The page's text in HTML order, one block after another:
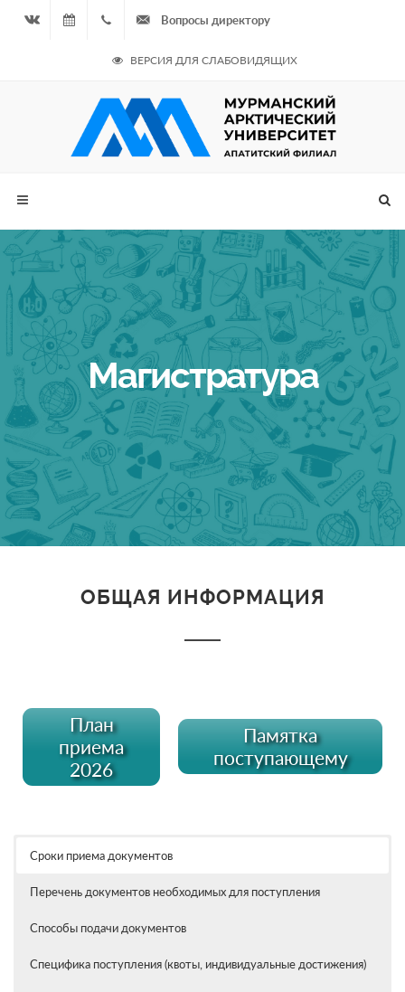
08.08.2026
- Чётная
неделя
964
687
Вопросы директору
ВЕРСИЯ ДЛЯ СЛАБОВИДЯЩИХ
Магистратура
ОБЩАЯ ИНФОРМАЦИЯ
План
приема
2026
Памятка
поступающему
Сроки приема документов
Перечень документов необходимых для поступления
Способы подачи документов
Специфика поступления (квоты, индивидуальные достижения)